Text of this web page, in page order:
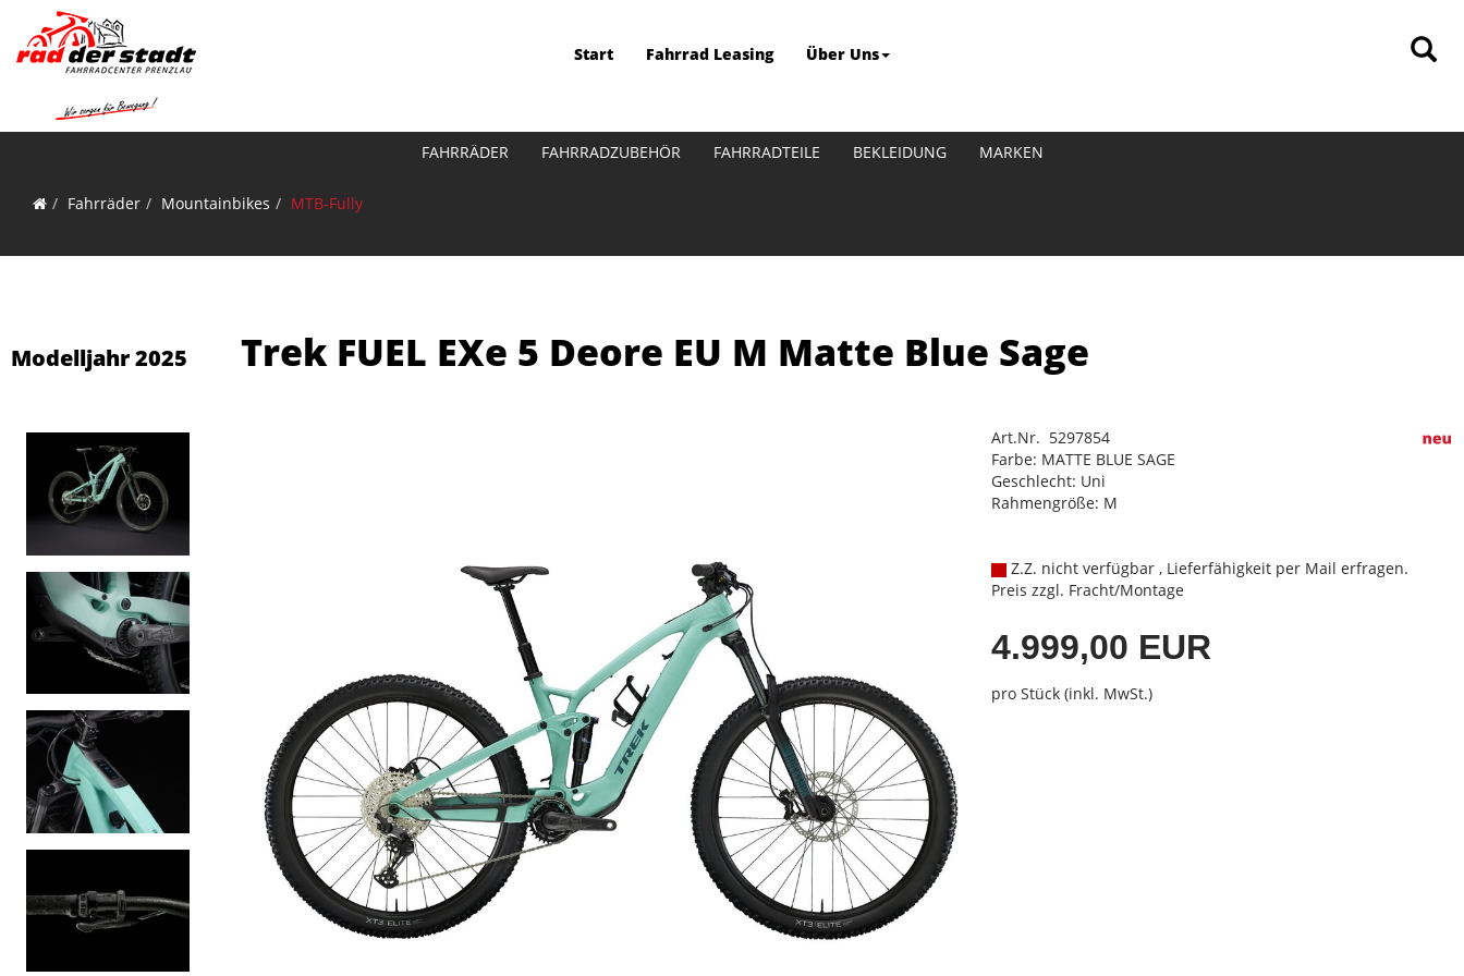
Start Fahrrad Leasing Über Uns
FAHRRÄDER FAHRRADZUBEHÖR FAHRRADTEILE BEKLEIDUNG MARKEN
Fahrräder Mountainbikes MTB-Fully
Modelljahr 2025 Trek FUEL EXe 5 Deore EU M Matte Blue Sage
Art.Nr. 5297854
Farbe: MATTE BLUE SAGE
Geschlecht: Uni
Rahmengröße: M
Z.Z. nicht verfügbar , Lieferfähigkeit per Mail erfragen.
Preis zzgl. Fracht/Montage
4.999,00 EUR
pro Stück (inkl. MwSt.)